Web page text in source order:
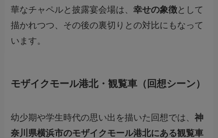
華なチャペルと披露宴会場は、幸せの象徴として
描かれつつ、その後の裏切りとの対比にもなって
います。
モザイクモール港北・観覧車（回想シーン）
幼少期や学生時代の思い出を描いた回想では、神
奈川県横浜市のモザイクモール港北にある観覧車